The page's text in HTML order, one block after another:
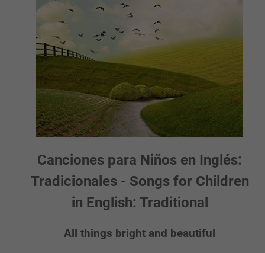
Canciones para Niños en Inglés:
Tradicionales - Songs for Children
in English: Traditional
All things bright and beautiful